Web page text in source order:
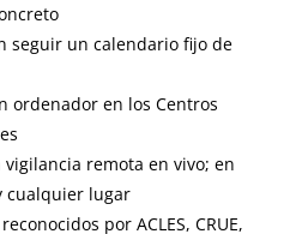
seguir un calendario fijo de
ordenador en los Centros
vigilancia remota en vivo; en
cualquier lugar
por ACLES, CRUE,